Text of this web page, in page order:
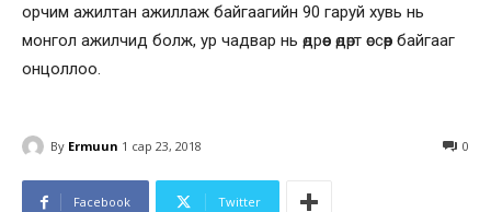
орчим ажилтан ажиллаж байгаагийн 90 гаруй хувь нь
монгол ажилчид болж, ур чадвар нь өдрөөс өдөрт өссөөр байгааг
онцоллоо.
By Ermuun 1 сар 23, 2018 0
Facebook Twitter